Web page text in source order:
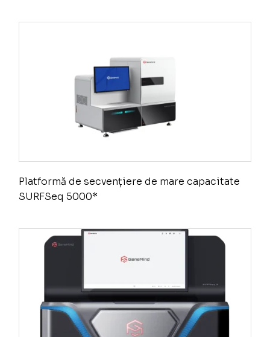
Platformă de secvențiere de mare capacitate
SURFSeq 5000*